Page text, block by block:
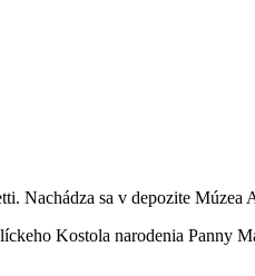
Nachádza sa v depozite Múzea
Kostola narodenia Panny